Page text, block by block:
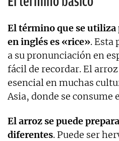
El término que se utiliza
en inglés es «rice». Esta
a su pronunciación en
fácil de recordar. El
esencial en muchas
Asia, donde se consume
El arroz se puede
diferentes. Puede ser